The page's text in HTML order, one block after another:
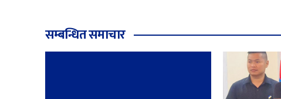
सम्बन्धित समाचार